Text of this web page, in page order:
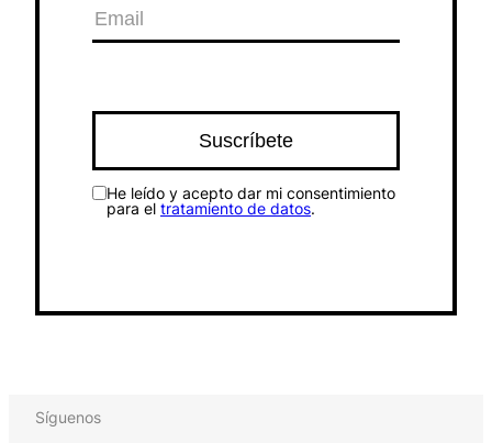
He leído y acepto dar mi consentimiento
para el tratamiento de datos.
Síguenos